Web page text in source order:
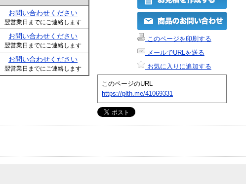
お問い合わせください
翌営業日までにご連絡します
お問い合わせください
翌営業日までにご連絡します
お問い合わせください
翌営業日までにご連絡します
このページを印刷する
メールでURLを送る
お気に入りに追加する
このページのURL
https://plth.me/41069331